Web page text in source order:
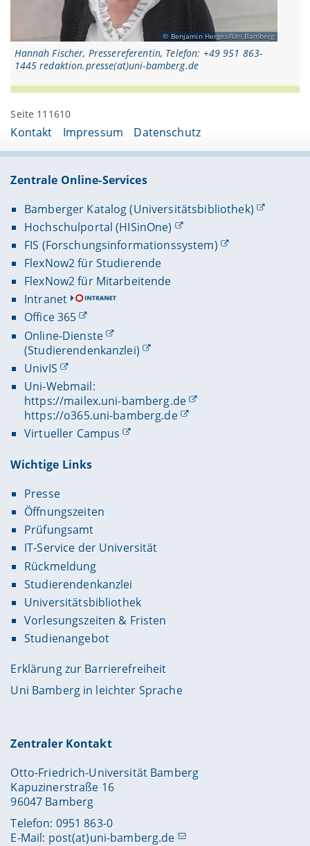
Benjamin Herges/Uni Bamberg
Hannah Fischer, Pressereferentin, Telefon: +49 951 863-
1445 redaktion.presse(at)uni-bamberg.de
Seite 111610
Kontakt Impressum Datenschutz
Zentrale Online-Services
Bamberger Katalog (Universitätsbibliothek)
Hochschulportal (HISinOne)
FIS (Forschungsinformationssystem)
FlexNow2 für Studierende
FlexNow2 für Mitarbeitende
Intranet
Office 365
Online-Dienste
(Studierendenkanzlei)
UnivIS
Uni-Webmail:
https://mailex.uni-bamberg.de
https://o365.uni-bamberg.de
Virtueller Campus
Wichtige Links
Presse
Öffnungszeiten
Prüfungsamt
IT-Service der Universität
Rückmeldung
Studierendenkanzlei
Universitätsbibliothek
Vorlesungszeiten & Fristen
Studienangebot
Erklärung zur Barrierefreiheit
Uni Bamberg in leichter Sprache
Zentraler Kontakt
Otto-Friedrich-Universität Bamberg
Kapuzinerstraße 16
96047 Bamberg
Telefon: 0951 863-0
E-Mail: post(at)uni-bamberg.de